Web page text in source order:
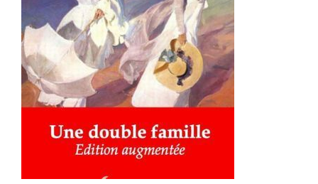
AJOUTER AU PANIER / DÉTAILS